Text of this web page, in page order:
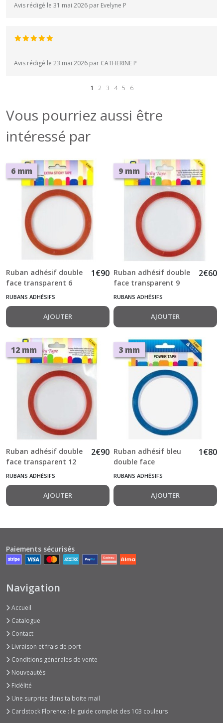
Avis rédigé le 31 mai 2026 par Evelyne P
Avis rédigé le 23 mai 2026 par CATHERINE P
1 2 3 4 5 6
Vous pourriez aussi être
intéressé par
6 mm
Ruban adhésif double
face transparent 6
mm x 10 m Sticky
1€90
RUBANS ADHÉSIFS
AJOUTER
9 mm
Ruban adhésif double
face transparent 9
mm x 10 m Sticky
2€60
RUBANS ADHÉSIFS
AJOUTER
12 mm
Ruban adhésif double
face transparent 12
mm x 10 m Sticky
2€90
RUBANS ADHÉSIFS
AJOUTER
3 mm
Ruban adhésif bleu
double face
transparent 3 mm x
1€80
RUBANS ADHÉSIFS
AJOUTER
Paiements sécurisés
Navigation
Accueil
Catalogue
Contact
Livraison et frais de port
Conditions générales de vente
Nouveautés
Fidélité
Une surprise dans ta boite mail
Cardstock Florence : le guide complet des 103 couleurs